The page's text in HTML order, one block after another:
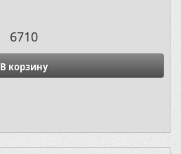
6710
В корзину